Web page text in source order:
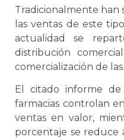
Tradicionalmente han
las ventas de este
actualidad se
distribución
comercialización de
El citado informe
farmacias controlan
ventas en valor,
porcentaje se reduce